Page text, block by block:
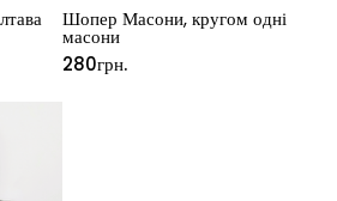
Шопер Масони, кругом одні
масони
280грн.